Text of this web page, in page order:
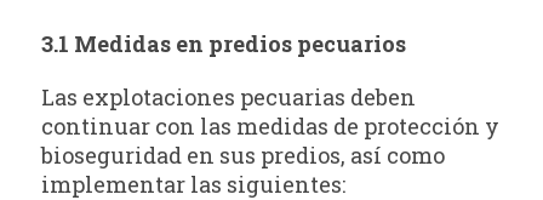
3.1 Medidas en predios pecuarios
Las explotaciones pecuarias deben
continuar con las medidas de protección y
bioseguridad en sus predios, así como
implementar las siguientes: